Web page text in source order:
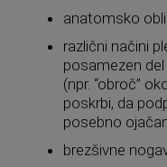
anatomsko
različni načini
posamezen
(npr. “obroč”
poskrbi, da
posebno
brezšivne